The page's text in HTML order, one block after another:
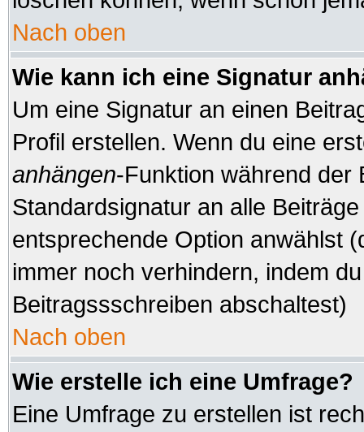
Nach oben
Wie kann ich eine Signatur
Um eine Signatur an einen
Profil erstellen. Wenn du eine
anhängen-Funktion während der
Standardsignatur an alle
entsprechende Option anwählst
immer noch verhindern, indem
Beitragssschreiben abschaltest)
Nach oben
Wie erstelle ich eine Umfrage?
Eine Umfrage zu erstellen ist